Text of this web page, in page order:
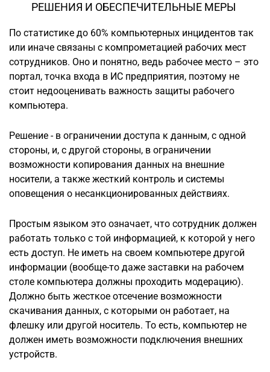
РЕШЕНИЯ И ОБЕСПЕЧИТЕЛЬНЫЕ МЕРЫ
По статистике до 60% компьютерных инцидентов так
или иначе связаны с компрометацией рабочих мест
сотрудников. Оно и понятно, ведь рабочее место – это
портал, точка входа в ИС предприятия, поэтому не
стоит недооценивать важность защиты рабочего
компьютера.
Решение - в ограничении доступа к данным, с одной
стороны, и, с другой стороны, в ограничении
возможности копирования данных на внешние
носители, а также жесткий контроль и системы
оповещения о несанкционированных действиях.
Простым языком это означает, что сотрудник должен
работать только с той информацией, к которой у него
есть доступ. Не иметь на своем компьютере другой
информации (вообще-то даже заставки на рабочем
столе компьютера должны проходить модерацию).
Должно быть жесткое отсечение возможности
скачивания данных, с которыми он работает, на
флешку или другой носитель. То есть, компьютер не
должен иметь возможности подключения внешних
устройств.